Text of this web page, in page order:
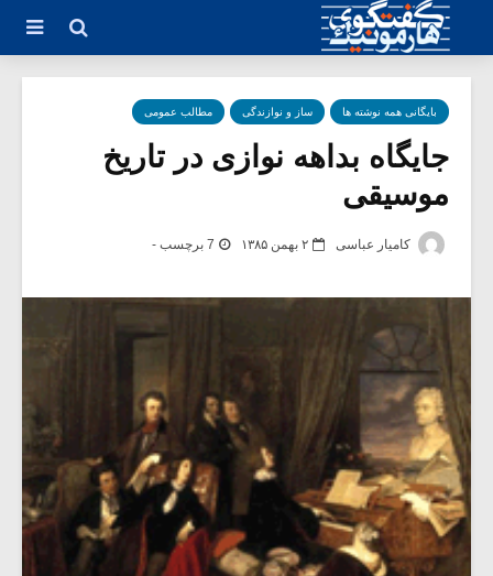
بایگانی همه نوشته ها ساز و نوازندگی مطالب عمومی
جایگاه بداهه نوازی در تاریخ
موسیقی
کامیار عباسی ۲ بهمن ۱۳۸۵ 7 برچسب -